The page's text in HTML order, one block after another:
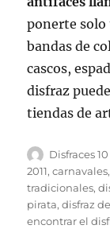
ponerte solo
bandas de
cascos,
disfraz
tiendas de
Autor
Disfraces 10
2011,carnavales
tradicionales,
pirata,disfraz
encontrar el